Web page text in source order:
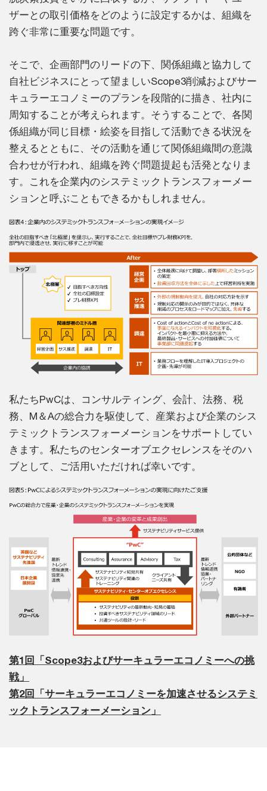
ザーとの取引価格をどのように設定するかは、組織を
跨ぐ非常に重要な問題です。
そこで、企画部門のリードの下、関係組織と協力して
自社ビジネスにとって望ましいScope3削減およびサー
キュラーエコノミーのプランを段階的に描き、社内に
周知することが考えられます。そうすることで、各関
係組織が同じ目標・絵姿を目指して活動できる状況を
整えるとともに、その活動を通じて関係組織間の意識
合わせが行われ、組織を跨ぐ問題提起も活発となりま
す。これを企業内のシステミックトランスフォーメー
ションと呼ぶこともできるかもしれません。
私たちPwCは、コンサルティング、会計、法務、税
務、M＆Aの総合力を駆使して、産業および企業のシス
テミックトランスフォーメーションをサポートしてい
きます。私たちのセンターオブエクセレンスをそのハ
ブとして、ご活用いただければ幸いです。
第1回「Scope3およびサーキュラーエコノミーへの挑
戦」
第2回「サーキュラーエコノミーを加速させるシステミ
ックトランスフォーメーション」